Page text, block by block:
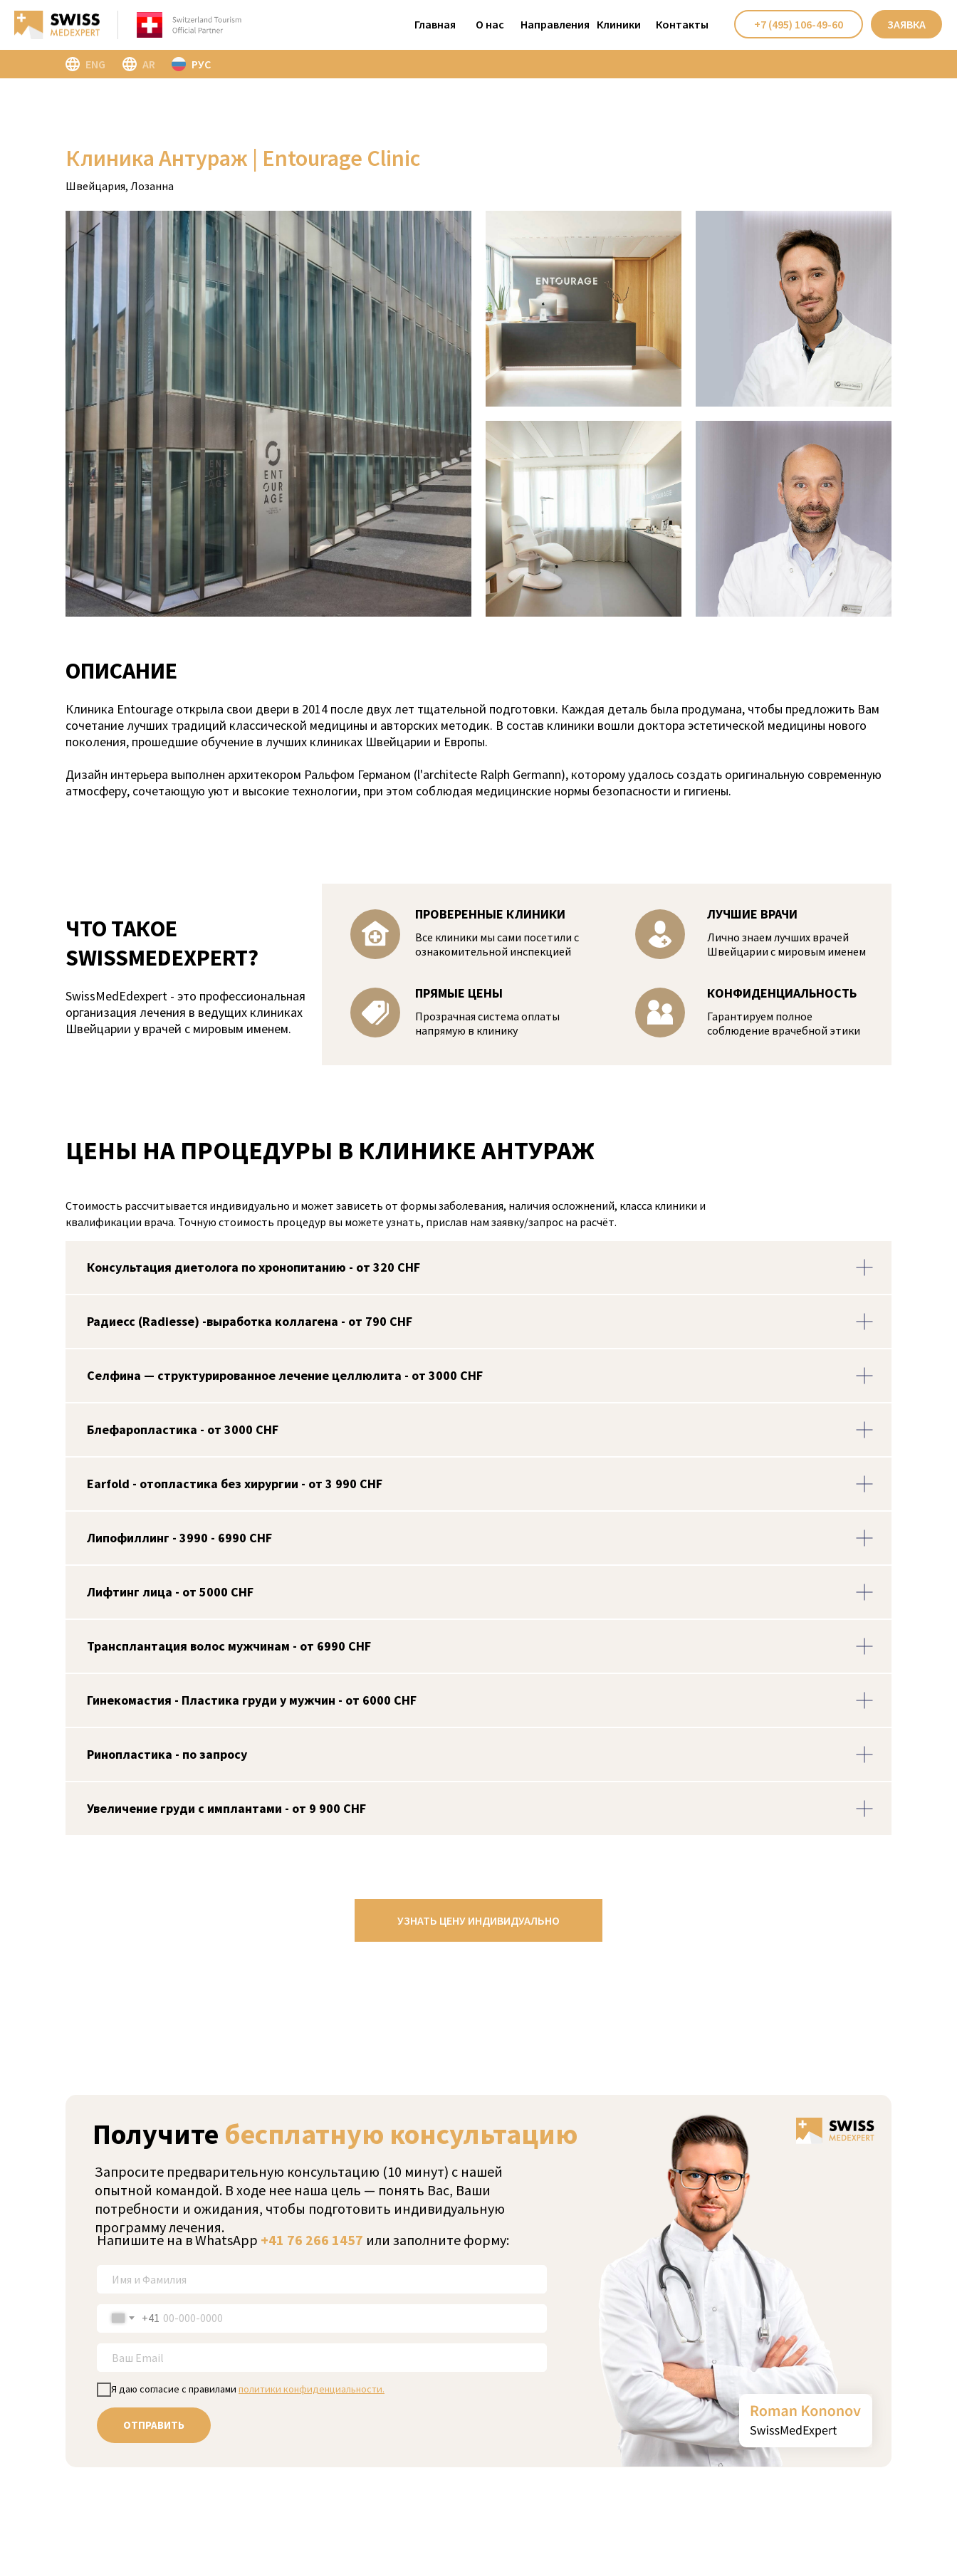
+7 (495) 106-49-60 ЗАЯВКА
Контакты
Клиники
Направления
О нас
Главная
ENG РУС
AR
Клиника Антураж | Entourage Clinic
Швейцария, Лозанна
Клиника Entourage открыла свои двери в 2014 после двух лет тщательной подготовки. Каждая деталь была продумана, чтобы предложить Вам
сочетание лучших традиций классической медицины и авторских методик. В состав клиники вошли доктора эстетической медицины нового
поколения, прошедшие обучение в лучших клиниках Швейцарии и Европы.
Дизайн интерьера выполнен архитекором Ральфом Германом (l'architecte Ralph Germann), которому удалось создать оригинальную современную
атмосферу, сочетающую уют и высокие технологии, при этом соблюдая медицинские нормы безопасности и гигиены.
ОПИСАНИЕ
SwissMedEdexpert - это профессиональная
организация лечения в ведущих клиниках
Швейцарии у врачей с мировым именем.
ЧТО ТАКОЕ
SWISSMEDEXPERT?
Все клиники мы сами посетили с
ознакомительной инспекцией
ПРОВЕРЕННЫЕ КЛИНИКИ
Лично знаем лучших врачей
Швейцарии с мировым именем
ЛУЧШИЕ ВРАЧИ
Прозрачная система оплаты
напрямую в клинику
ПРЯМЫЕ ЦЕНЫ
Гарантируем полное
соблюдение врачебной этики
КОНФИДЕНЦИАЛЬНОСТЬ
ЦЕНЫ НА ПРОЦЕДУРЫ В КЛИНИКЕ АНТУРАЖ
Стоимость рассчитывается индивидуально и может зависеть от формы заболевания, наличия осложнений, класса клиники и
квалификации врача. Точную стоимость процедур вы можете узнать, прислав нам заявку/запрос на расчёт.
Консультация диетолога по хронопитанию - от 320 CHF
Радиесс (Radiesse) -выработка коллагена - от 790 CHF
Селфина — структурированное лечение целлюлита - от 3000 CHF
Блефаропластика - от 3000 CHF
Earfold - отопластика без хирургии - от 3 990 CHF
Липофиллинг - 3990 - 6990 CHF
Лифтинг лица - от 5000 CHF
Трансплантация волос мужчинам - от 6990 CHF
Гинекомастия - Пластика груди у мужчин - от 6000 CHF
Ринопластика - по запросу
Увеличение груди с имплантами - от 9 900 CHF
УЗНАТЬ ЦЕНУ ИНДИВИДУАЛЬНО
Получите бесплатную консультацию
Запросите предварительную консультацию (10 минут) с нашей
опытной командой. В ходе нее наша цель — понять Вас, Ваши
потребности и ожидания, чтобы подготовить индивидуальную
программу лечения.
+41
Я даю согласие с правилами политики конфиденциальности.
ОТПРАВИТЬ
Напишите на в WhatsApp +41 76 266 1457 или заполните форму: